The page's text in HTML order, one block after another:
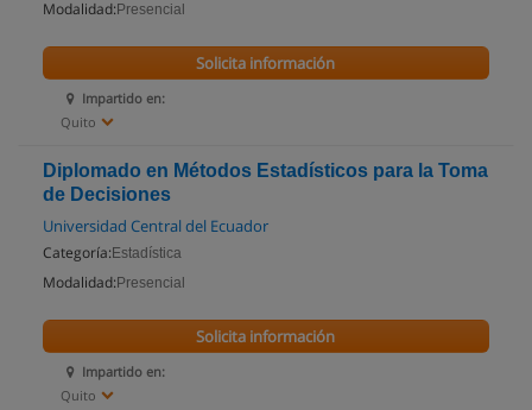
Modalidad: Presencial
Impartido en:
Quito
Solicita información
Diplomado en Métodos Estadísticos para la Toma
de Decisiones
Universidad Central del Ecuador
Categoría: Estadística
Modalidad: Presencial
Impartido en:
Quito
Solicita información